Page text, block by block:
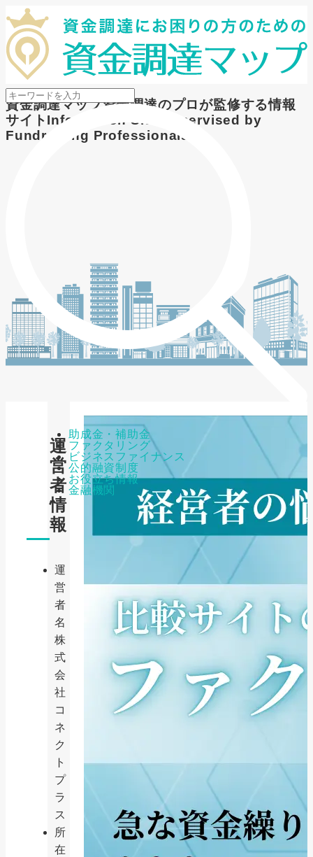
メニューを開閉
助成金・補助金
ファクタリング
ビジネスファイナンス
公的融資制度
お役立ち情報
金融機関
資金調達マップ資金調達のプロが監修する情報
サイトInformation Site Supervised by
Fundraising Professionals
運
営
者
情
報
運
営
者
名
株
式
会
社
コ
ネ
ク
ト
プ
ラ
ス
所
在